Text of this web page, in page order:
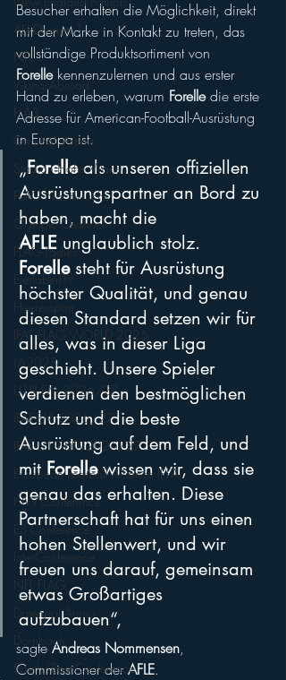
AFL-Division 1
NFL
VikingsAbroad
FLA3
Generali Arena
Stadion Hohe Warte
FLAG-Nachwuchs
Olympic Channel
FLAG-Ladies
EierlaberlTV
Heeressport
IFAF FLAG WORLD 2026
LA2028
U19 EM 2026/27
IFAF-EM 2026/27
IFAF U19-EM 2026/27
European Football Alliance (EFA)
NW Conference
ES Conference
InterConference
NFL FLAG
Datenpol Arena
Dornbach
South/East Conference
Besucher erhalten die Möglichkeit, direkt
mit der Marke in Kontakt zu treten, das
vollständige Produktsortiment von
Forelle kennenzulernen und aus erster
Hand zu erleben, warum Forelle die erste
Adresse für American-Football-Ausrüstung
in Europa ist.
„Forelle als unseren offiziellen
Ausrüstungspartner an Bord zu
haben, macht die
AFLE unglaublich stolz.
Forelle steht für Ausrüstung
höchster Qualität, und genau
diesen Standard setzen wir für
alles, was in dieser Liga
geschieht. Unsere Spieler
verdienen den bestmöglichen
Schutz und die beste
Ausrüstung auf dem Feld, und
mit Forelle wissen wir, dass sie
genau das erhalten. Diese
Partnerschaft hat für uns einen
hohen Stellenwert, und wir
freuen uns darauf, gemeinsam
etwas Großartiges
aufzubauen“,
sagte Andreas Nommensen,
Commissioner der AFLE.